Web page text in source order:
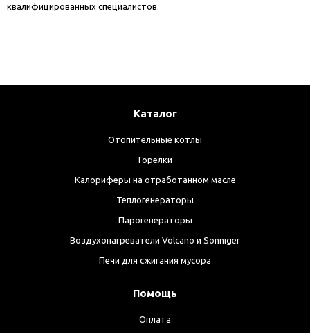
квалифицированных специалистов.
Каталог
Отопительные котлы
Горелки
Калориферы на отработанном масле
Теплогенераторы
Парогенераторы
Воздухонагреватели Volcano и Sonniger
Печи для сжигания мусора
Помощь
Оплата